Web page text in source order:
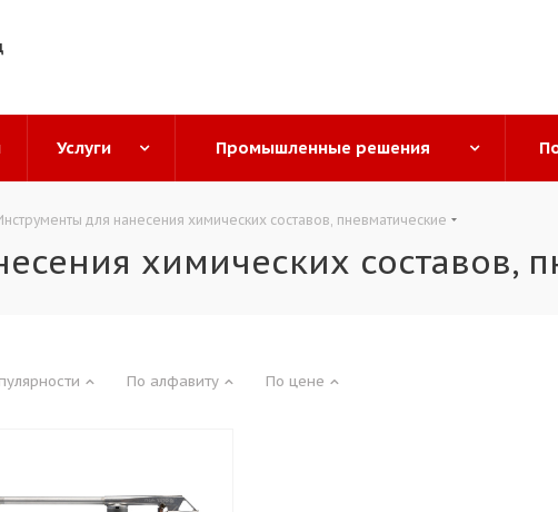
Услуги Промышленные решения
для нанесения химических составов, пневматические
химических составов,
По алфавиту По цене